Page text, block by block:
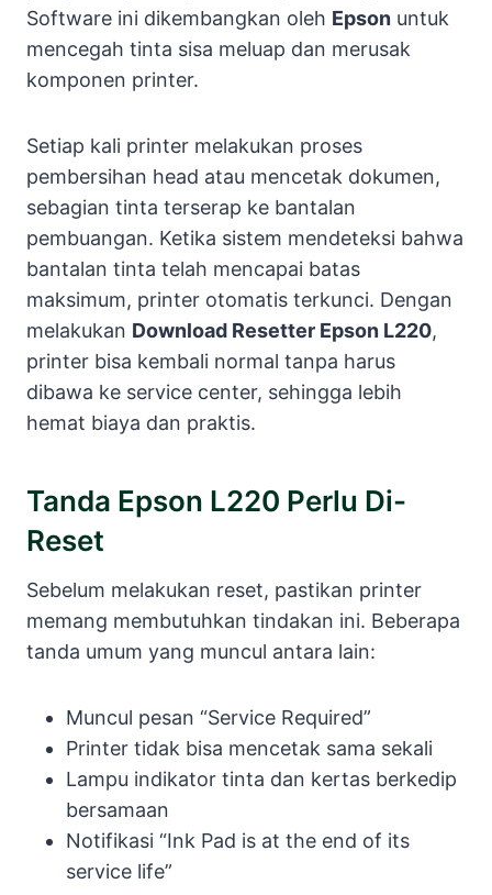
Software ini dikembangkan oleh Epson untuk
mencegah tinta sisa meluap dan merusak
komponen printer.
Setiap kali printer melakukan proses
pembersihan head atau mencetak dokumen,
sebagian tinta terserap ke bantalan
pembuangan. Ketika sistem mendeteksi bahwa
bantalan tinta telah mencapai batas
maksimum, printer otomatis terkunci. Dengan
melakukan Download Resetter Epson L220,
printer bisa kembali normal tanpa harus
dibawa ke service center, sehingga lebih
hemat biaya dan praktis.
Tanda Epson L220 Perlu Di-
Reset
Sebelum melakukan reset, pastikan printer
memang membutuhkan tindakan ini. Beberapa
tanda umum yang muncul antara lain:
Muncul pesan “Service Required”
Printer tidak bisa mencetak sama sekali
Lampu indikator tinta dan kertas berkedip
bersamaan
Notifikasi “Ink Pad is at the end of its
service life”